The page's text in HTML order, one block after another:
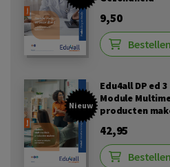
9,50
Bestellen
Nieuw
Edu4all DP ed 3
Module
producten
42,95
Bestellen